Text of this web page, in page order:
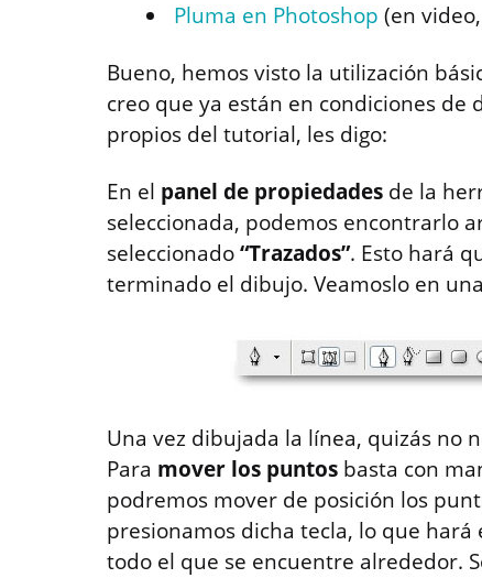
Pluma en Photoshop (en
Bueno, hemos visto la utilización
creo que ya están en condiciones
propios del tutorial, les digo:
En el panel de propiedades de la
seleccionada, podemos encontrarlo
seleccionado“Trazados”. Esto hará
terminado el dibujo. Veamoslo en
Una vez dibujada la línea, quizás no
Para mover los puntos basta con
podremos mover de posición los
presionamos dicha tecla, lo que
todo el que se encuentre alrededor.